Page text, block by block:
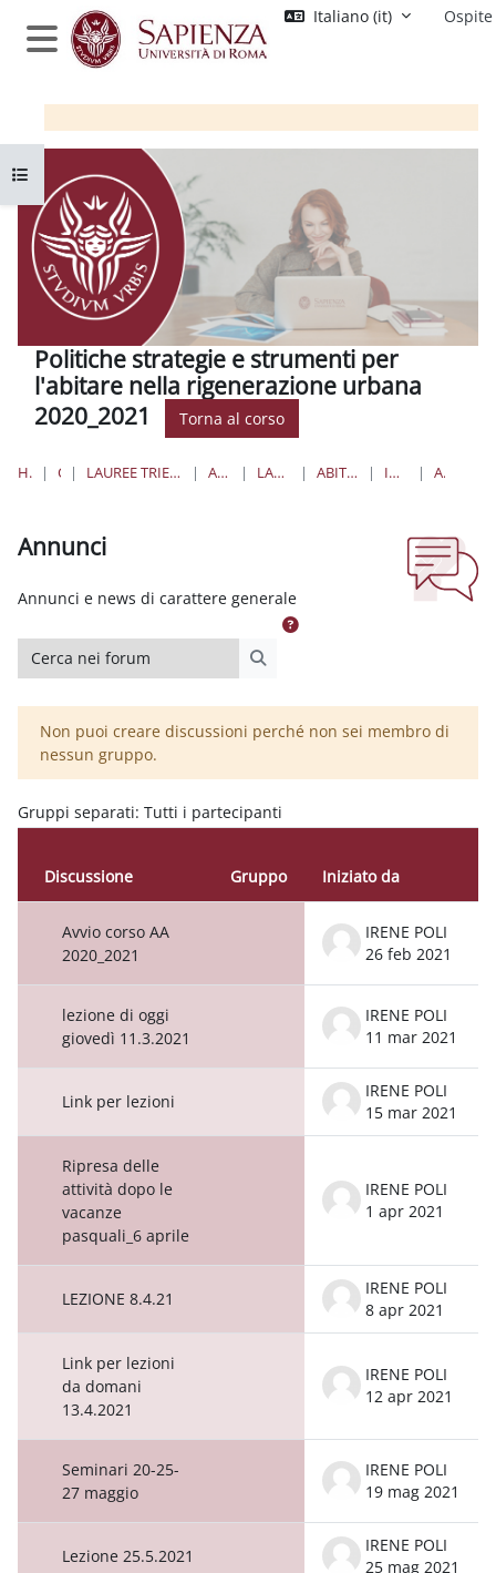
Vai al contenuto principale
Pannello laterale
Italiano ‎(it)‎ Ospite
Politiche strategie e strumenti per
l'abitare nella rigenerazione urbana
2020_2021
Torna al corso
HOME CORSI LAUREE TRIENNALI, MAGISTRALI, A CICLO UNICO ARCHITETTURA LAUREE MAGISTRALI ABITARE ARU 2020_2021 INTRODUZIONE ANNUNCI
Apri indice del corso
Annunci
Annunci e news di carattere generale
Cerca nei forum
Non puoi creare discussioni perché non sei membro di
nessun gruppo.
Gruppi separati: Tutti i partecipanti
Elenco delle discussioni.
Stato
Discussione Gruppo Iniziato da
Avvio corso AA
2020_2021
IRENE POLI
26 feb 2021
lezione di oggi
giovedì 11.3.2021
IRENE POLI
11 mar 2021
Link per lezioni
IRENE POLI
15 mar 2021
Ripresa delle
attività dopo le
vacanze
pasquali_6 aprile
IRENE POLI
1 apr 2021
LEZIONE 8.4.21
IRENE POLI
8 apr 2021
Link per lezioni
da domani
13.4.2021
IRENE POLI
12 apr 2021
Seminari 20-25-
27 maggio
IRENE POLI
19 mag 2021
Lezione 25.5.2021
IRENE POLI
25 mag 2021